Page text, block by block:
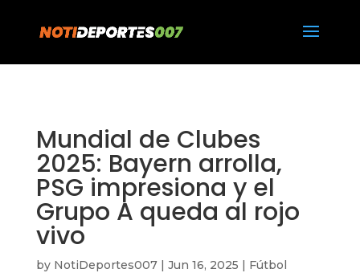
Mundial de Clubes
2025: Bayern arrolla,
PSG impresiona y el
Grupo A queda al rojo
vivo
by NotiDeportes007| Jun 16, 2025 | Fútbol